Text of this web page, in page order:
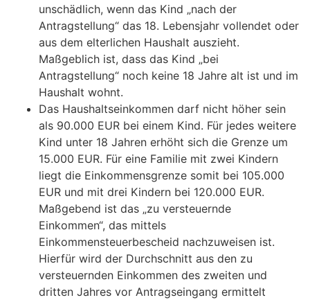
unschädlich, wenn das Kind „nach der
Antragstellung“ das 18. Lebensjahr vollendet oder
aus dem elterlichen Haushalt auszieht.
Maßgeblich ist, dass das Kind „bei
Antragstellung“ noch keine 18 Jahre alt ist und im
Haushalt wohnt.
Das Haushaltseinkommen darf nicht höher sein
als 90.000 EUR bei einem Kind. Für jedes weitere
Kind unter 18 Jahren erhöht sich die Grenze um
15.000 EUR. Für eine Familie mit zwei Kindern
liegt die Einkommensgrenze somit bei 105.000
EUR und mit drei Kindern bei 120.000 EUR.
Maßgebend ist das „zu versteuernde
Einkommen“, das mittels
Einkommensteuerbescheid nachzuweisen ist.
Hierfür wird der Durchschnitt aus den zu
versteuernden Einkommen des zweiten und
dritten Jahres vor Antragseingang ermittelt